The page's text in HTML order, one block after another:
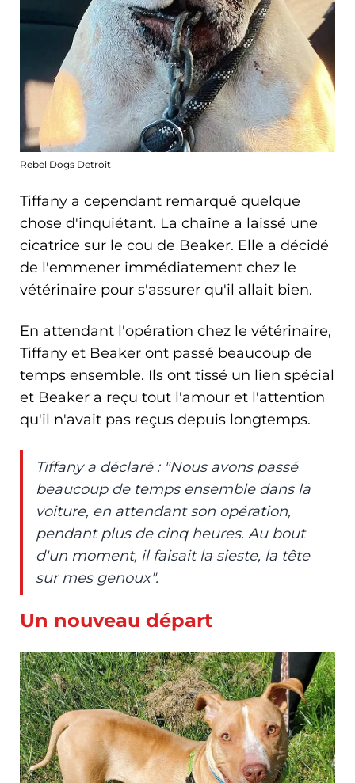
Rebel Dogs Detroit
Tiffany a cependant remarqué quelque
chose d'inquiétant. La chaîne a laissé une
cicatrice sur le cou de Beaker. Elle a décidé
de l'emmener immédiatement chez le
vétérinaire pour s'assurer qu'il allait bien.
En attendant l'opération chez le vétérinaire,
Tiffany et Beaker ont passé beaucoup de
temps ensemble. Ils ont tissé un lien spécial
et Beaker a reçu tout l'amour et l'attention
qu'il n'avait pas reçus depuis longtemps.
Tiffany a déclaré : "Nous avons passé
beaucoup de temps ensemble dans la
voiture, en attendant son opération,
pendant plus de cinq heures. Au bout
d'un moment, il faisait la sieste, la tête
sur mes genoux".
Un nouveau départ